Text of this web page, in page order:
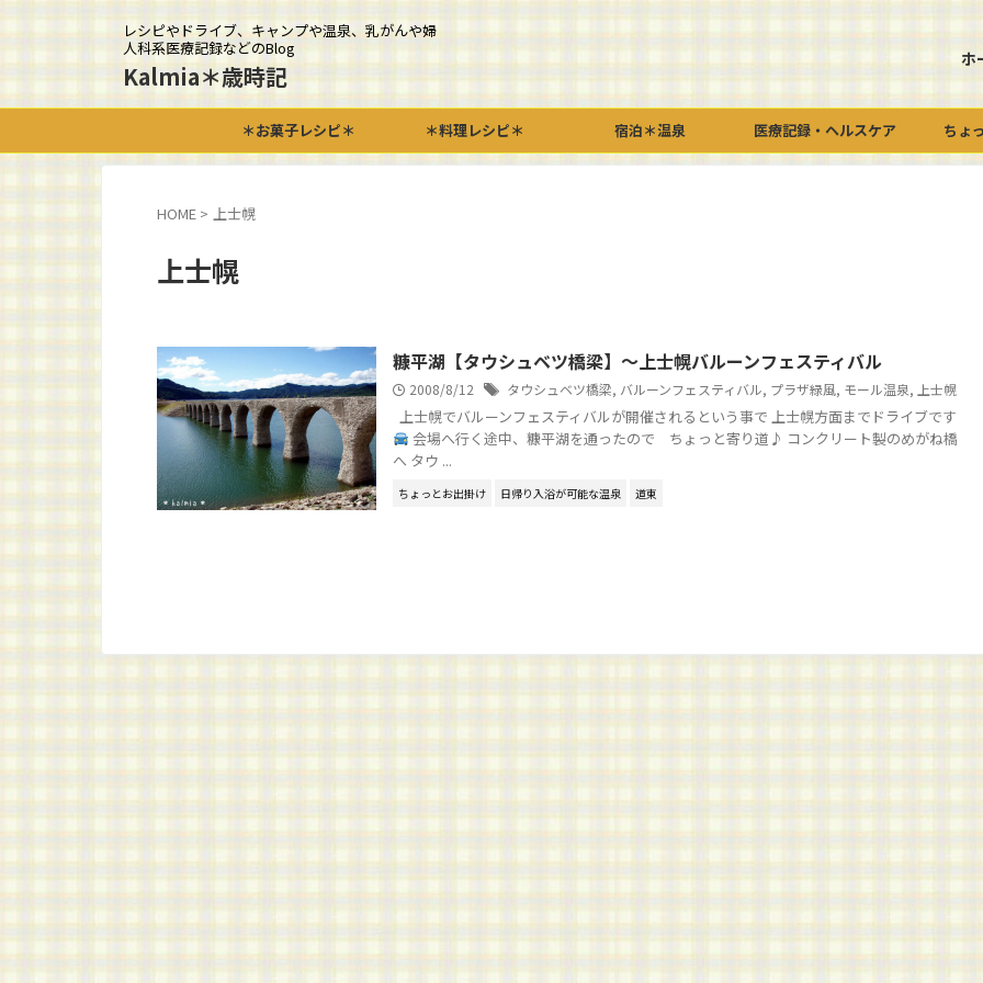
レシピやドライブ、キャンプや温泉、乳がんや婦
人科系医療記録などのBlog
Kalmia＊歳時記
ホ
＊お菓子レシピ＊ ＊料理レシピ＊ 宿泊＊温泉 医療記録・ヘルスケア ちょ
HOME > 上士幌
上士幌
糠平湖【タウシュベツ橋梁】～上士幌バルーンフェスティバル
2008/8/12 タウシュベツ橋梁, バルーンフェスティバル, プラザ緑風, モール温泉, 上士幌
上士幌でバルーンフェスティバルが開催されるという事で 上士幌方面までドライブです
会場へ行く途中、糠平湖を通ったので ちょっと寄り道♪ コンクリート製のめがね橋
へ タウ ...
ちょっとお出掛け 日帰り入浴が可能な温泉 道東